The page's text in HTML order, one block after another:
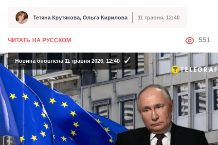
Автор Тетяна Крутякова, Ольга Кирилова
Дата публікації 11 травня, 12:40
ЧИТАТЬ НА РУССКОМ АВТОР
551
Новина оновлена 11 травня 2026, 12:40